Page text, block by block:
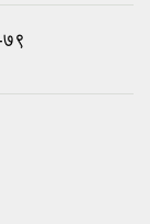
७९